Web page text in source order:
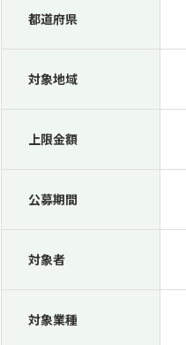
都道府県
対象地域
上限金額
公募期間
対象者
対象業種